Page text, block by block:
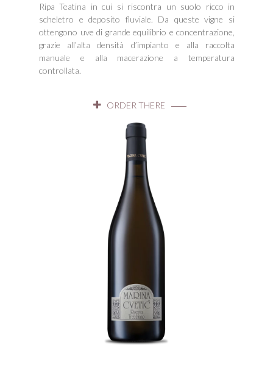
Ripa Teatina in cui si riscontra un suolo ricco in
scheletro e deposito fluviale. Da queste vigne si
ottengono uve di grande equilibrio e concentrazione,
grazie all’alta densità d’impianto e alla raccolta
manuale e alla macerazione a temperatura
controllata.
ORDER THERE